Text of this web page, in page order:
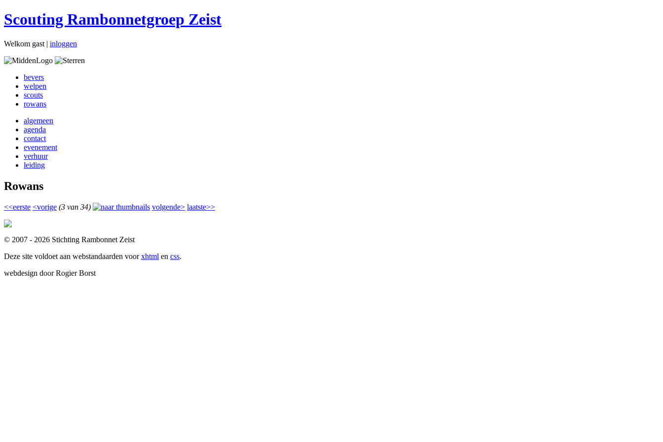
Scouting Rambonnetgroep Zeist
Welkom gast | inloggen
bevers
welpen
scouts
rowans
algemeen
agenda
contact
evenement
verhuur
leiding
Rowans
<<eerste <vorige (3 van 34) volgende> laatste>>
© 2007 - 2026 Stichting Rambonnet Zeist
Deze site voldoet aan webstandaarden voorxhtml en css.
webdesign door Rogier Borst